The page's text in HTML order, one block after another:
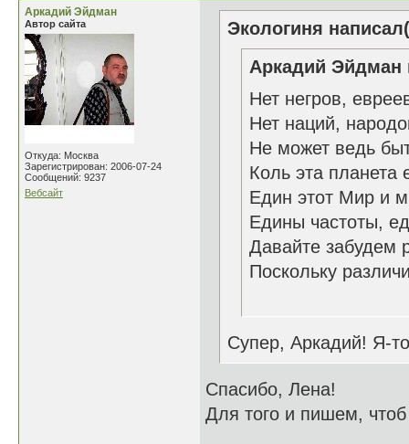
Аркадий Эйдман
Автор сайта
Откуда: Москва
Зарегистрирован: 2006-07-24
Сообщений: 9237
Вебсайт
Экологиня
Аркадий Эйдман
Нет негров,
Нет наций,
Не может ведь
Коль эта планета
Един этот Мир и
Едины частоты,
Давайте забудем
Поскольку
Супер, Аркадий! Я-
Спасибо, Лена!
Для того и пишем,